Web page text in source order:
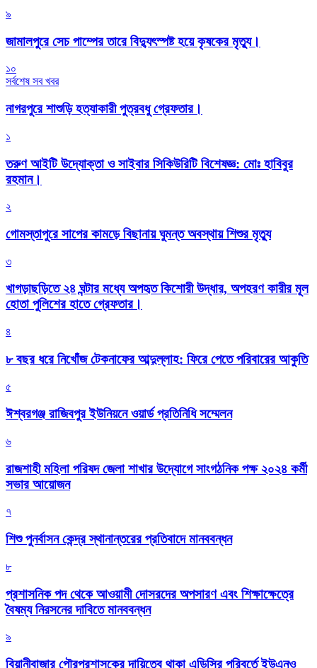
৯
জামালপুরে সেচ পাম্পের তারে বিদ্যুৎস্পষ্ট হয়ে কৃষকের মৃত্যু।
১০
সর্বশেষ সব খবর
নাগরপুরে শাশুড়ি হত্যাকারী পুত্রবধু গ্রেফতার।
১
তরুণ আইটি উদ্যোক্তা ও সাইবার সিকিউরিটি বিশেষজ্ঞ: মোঃ হাবিবুর
রহমান।
২
গোমস্তাপুরে সাপের কামড়ে বিছানায় ঘুমন্ত অবস্থায় শিশুর মৃত্যু
৩
খাগড়াছড়িতে ২৪ ঘন্টার মধ্যে অপহৃত কিশোরী উদ্ধার, অপহরণ কারীর মূল
হোতা পুলিশের হাতে গ্রেফতার।
৪
৮ বছর ধরে নিখোঁজ টেকনাফের আব্দুল্লাহ: ফিরে পেতে পরিবারের আকুতি
৫
ঈশ্বরগঞ্জ রাজিবপুর ইউনিয়নে ওয়ার্ড প্রতিনিধি সম্মেলন
৬
রাজশাহী মহিলা পরিষদ জেলা শাখার উদ্যোগে সাংগঠনিক পক্ষ ২০২৪ কর্মী
সভার আয়োজন
৭
শিশু পুনর্বাসন কেন্দ্র স্থানান্তরের প্রতিবাদে মানববন্ধন
৮
প্রশাসনিক পদ থেকে আওয়ামী দোসরদের অপসারণ এবং শিক্ষাক্ষেত্রে
বৈষম্য নিরসনের দাবিতে মানববন্ধন
৯
বিয়ানীবাজার পৌরপ্রশাসকের দায়িত্বে থাকা এডিসির পরিবর্তে ইউএনও